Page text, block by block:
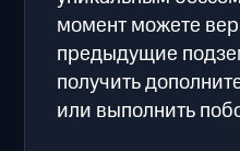
момент можете
предыдущие
получить
или выполнить